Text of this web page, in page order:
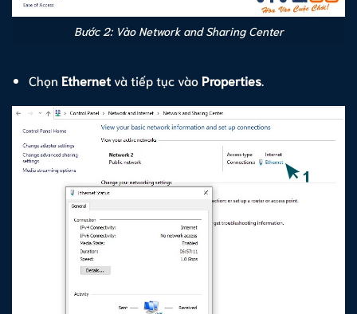
Bước 2: Vào Network and Sharing Center
Chọn Ethernetvà tiếp tục vàoProperties.